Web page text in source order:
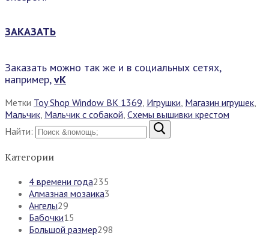
ЗАКАЗАТЬ
Заказать можно так же и в социальных сетях,
например,vK
Метки Toy Shop Window BK 1369 Игрушки Магазин игрушек
Мальчик Мальчик с собакой Схемы вышивки крестом
Найти:
Категории
4 времени года235
Алмазная мозаика3
Ангелы29
Бабочки15
Большой размер298